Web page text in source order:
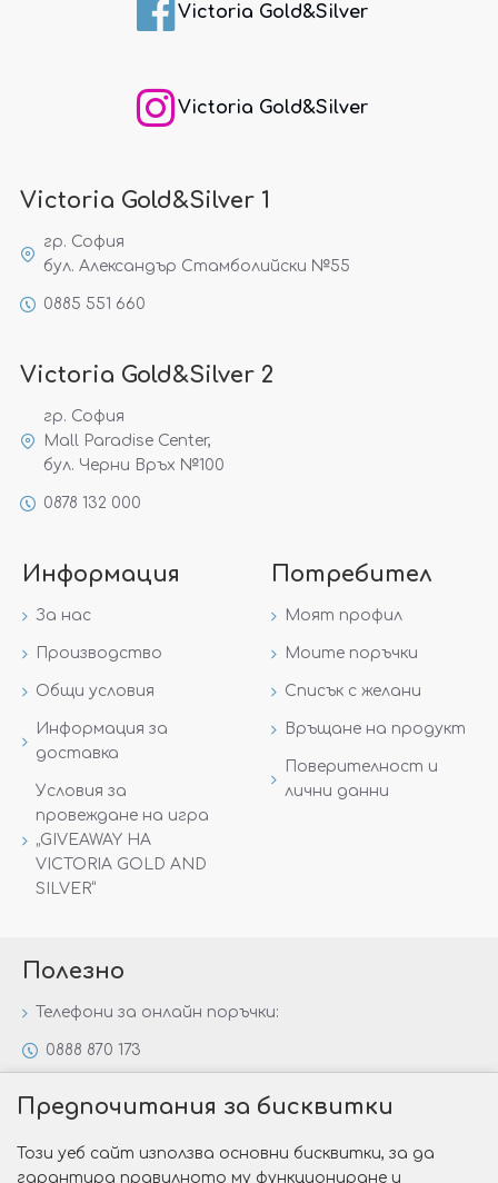
Victoria Gold&Silver
Victoria Gold&Silver
Victoria Gold&Silver 1
гр. София
бул. Александър Стамболийски №55
0885 551 660
Victoria Gold&Silver 2
гр. София
Mall Paradise Center,
бул. Черни Връх №100
0878 132 000
Информация
За нас
Производство
Общи условия
Информация за
доставка
Условия за
провеждане на игра
„GIVEAWAY НА
VICTORIA GOLD AND
SILVER“
Потребител
Моят профил
Моите поръчки
Списък с желани
Връщане на продукт
Поверителност и
лични данни
Полезно
Телефони за онлайн поръчки:
0888 870 173
Специални предложения
Предпочитания за бисквитки
Този уеб сайт използва основни бисквитки, за да
гарантира правилното му функциониране и